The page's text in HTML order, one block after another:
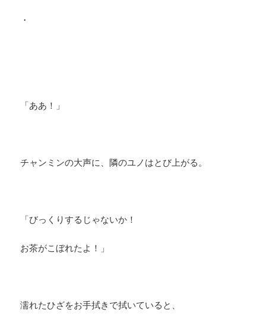
・
「ああ！」
チャンミンの大声に、隣のユノはとび上がる。
「びっくりするじゃないか！
お茶がこぼれたよ！」
濡れたひざをお手拭きで拭いていると、